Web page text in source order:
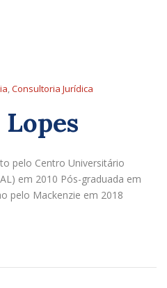
,Consultoria Jurídica
pelo Centro Universitário
em 2010 Pós-graduada em
pelo Mackenzie em 2018